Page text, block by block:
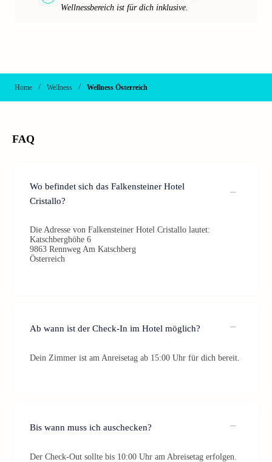
Wellnessbereich ist für dich inklusive.
Home / Wellness / Wellness Österreich
FAQ
Wo befindet sich das Falkensteiner Hotel
Cristallo?
Die Adresse von Falkensteiner Hotel Cristallo lautet:
Katschberghöhe 6
9863 Rennweg Am Katschberg
Österreich
Ab wann ist der Check-In im Hotel möglich?
Dein Zimmer ist am Anreisetag ab 15:00 Uhr für dich bereit.
Bis wann muss ich auschecken?
Der Check-Out sollte bis 10:00 Uhr am Abreisetag erfolgen.